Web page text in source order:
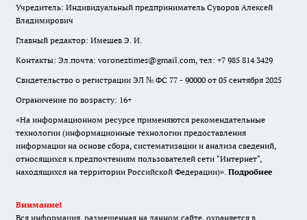
Учредитель: Индивидуальный предприниматель Суворов Алексей
Владимирович
Главный редактор: Имешев Э. И.
Контакты: Эл.почта: voroneztimes@gmail.com, тел: +7 985 814 3429
Свидетельство о регистрации ЭЛ № ФС 77 - 90000 от 05 сентября 2025
Ограничение по возрасту: 16+
«На информационном ресурсе применяются рекомендательные
технологии (информационные технологии предоставления
информации на основе сбора, систематизации и анализа сведений,
относящихся к предпочтениям пользователей сети "Интернет",
находящихся на территории Российской Федерации)». Подробнее
Внимание!
Вся информация, размещенная на данном сайте, охраняется в